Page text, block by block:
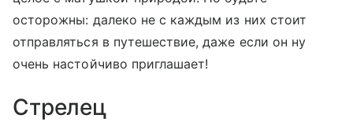
осторожны: далеко не с каждым из них стоит
отправляться в путешествие, даже если он ну
очень настойчиво приглашает!
Стрелец